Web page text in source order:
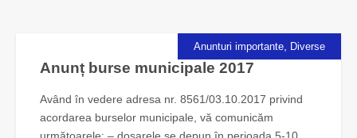
Anunturi importante Diverse
Anunț burse municipale 2017
Având în vedere adresa nr. 8561/03.10.2017 privind
acordarea burselor municipale, vă comunicăm